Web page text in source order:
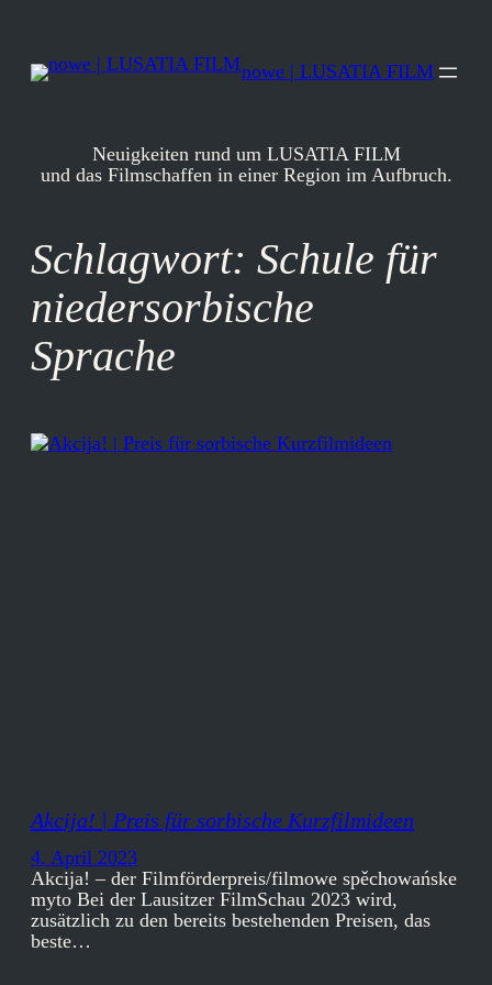
springen
nowe | LUSATIA FILM
Neuigkeiten rund um LUSATIA FILM
und das Filmschaffen in einer Region im Aufbruch.
Schlagwort: Schule für
niedersorbische
Sprache
Akcija! | Preis für sorbische Kurzfilmideen
4. April 2023
Akcija! – der Filmförderpreis/filmowe spěchowańske
myto Bei der Lausitzer FilmSchau 2023 wird,
zusätzlich zu den bereits bestehenden Preisen, das
beste…